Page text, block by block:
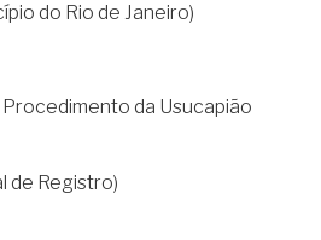
do Rio de Janeiro)
da Usucapião
de Registro)